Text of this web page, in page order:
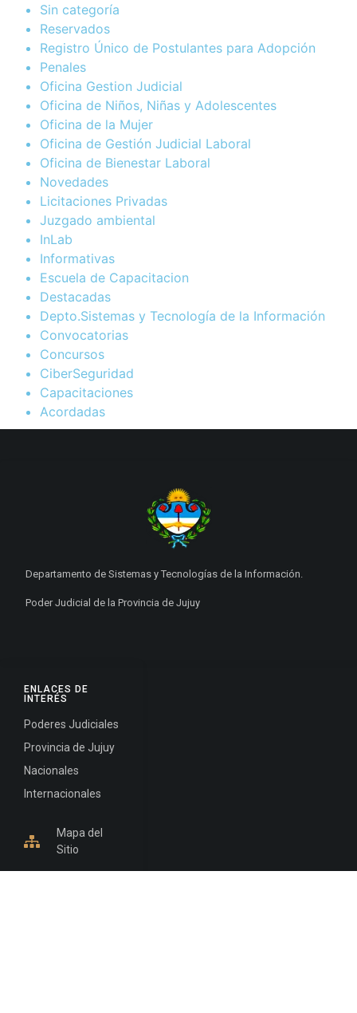
Sin categoría
Reservados
Registro Único de Postulantes para Adopción
Penales
Oficina Gestion Judicial
Oficina de Niños, Niñas y Adolescentes
Oficina de la Mujer
Oficina de Gestión Judicial Laboral
Oficina de Bienestar Laboral
Novedades
Licitaciones Privadas
Juzgado ambiental
InLab
Informativas
Escuela de Capacitacion
Destacadas
Depto.Sistemas y Tecnología de la Información
Convocatorias
Concursos
CiberSeguridad
Capacitaciones
Acordadas
ENLACES DE
INTERÉS
Poderes Judiciales
Provincia de Jujuy
Nacionales
Internacionales
Mapa del
Sitio
Departamento de Sistemas y Tecnologías de la Información.
Poder Judicial de la Provincia de Jujuy